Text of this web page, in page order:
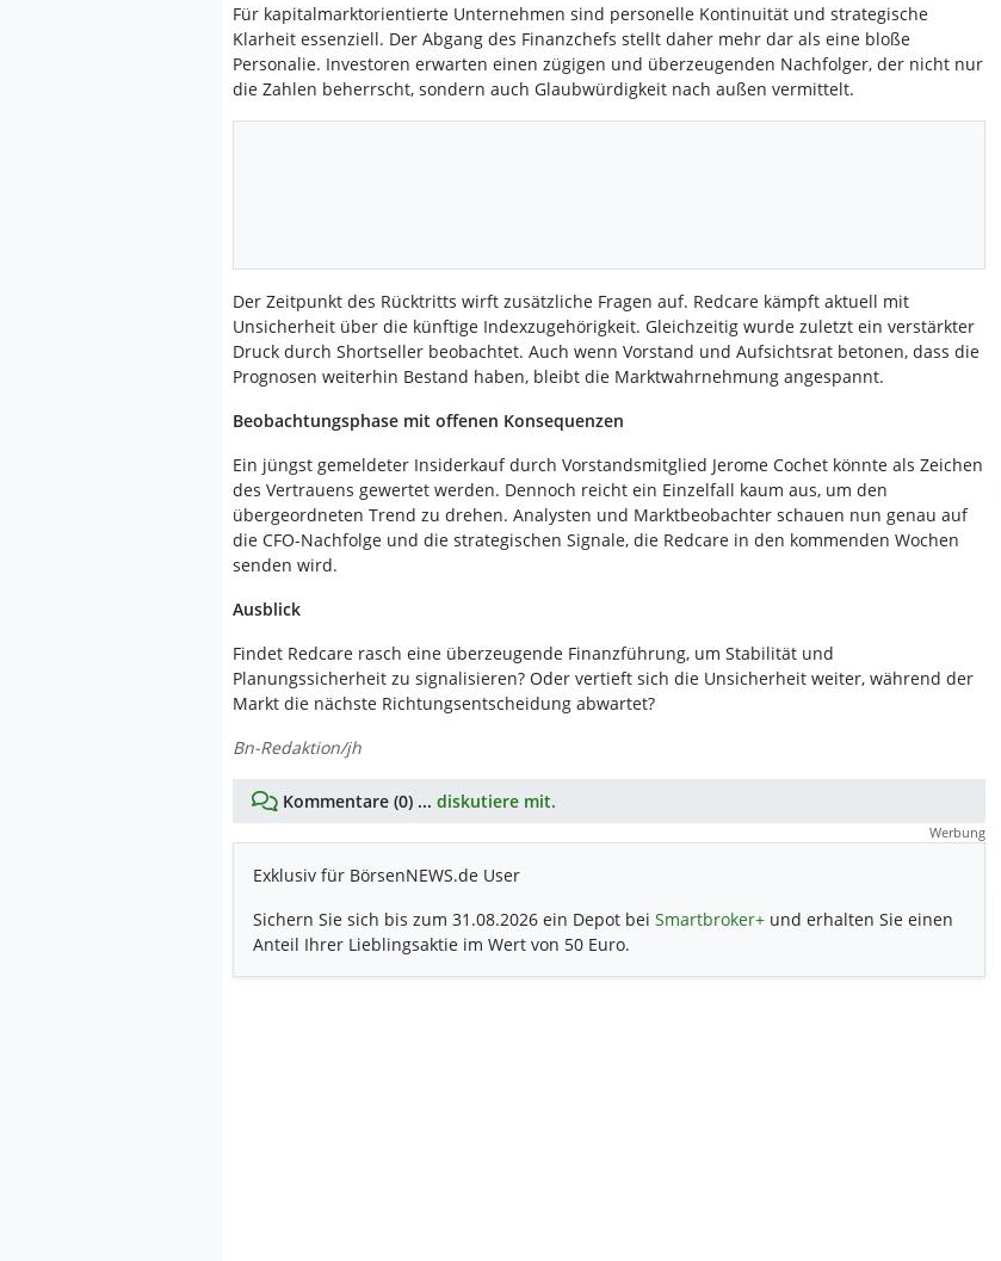
Für kapitalmarktorientierte Unternehmen sind personelle Kontinuität und strategische
Klarheit essenziell. Der Abgang des Finanzchefs stellt daher mehr dar als eine bloße
Personalie. Investoren erwarten einen zügigen und überzeugenden Nachfolger, der nicht nur
die Zahlen beherrscht, sondern auch Glaubwürdigkeit nach außen vermittelt.
Der Zeitpunkt des Rücktritts wirft zusätzliche Fragen auf. Redcare kämpft aktuell mit
Unsicherheit über die künftige Indexzugehörigkeit. Gleichzeitig wurde zuletzt ein verstärkter
Druck durch Shortseller beobachtet. Auch wenn Vorstand und Aufsichtsrat betonen, dass die
Prognosen weiterhin Bestand haben, bleibt die Marktwahrnehmung angespannt.
Beobachtungsphase mit offenen Konsequenzen
Ein jüngst gemeldeter Insiderkauf durch Vorstandsmitglied Jerome Cochet könnte als Zeichen
des Vertrauens gewertet werden. Dennoch reicht ein Einzelfall kaum aus, um den
übergeordneten Trend zu drehen. Analysten und Marktbeobachter schauen nun genau auf
die CFO-Nachfolge und die strategischen Signale, die Redcare in den kommenden Wochen
senden wird.
Ausblick
Findet Redcare rasch eine überzeugende Finanzführung, um Stabilität und
Planungssicherheit zu signalisieren? Oder vertieft sich die Unsicherheit weiter, während der
Markt die nächste Richtungsentscheidung abwartet?
Bn-Redaktion/jh
Kommentare (0) ... diskutiere mit.
Werbung
Exklusiv für BörsenNEWS.de User
Sichern Sie sich bis zum 31.08.2026 ein Depot bei Smartbroker+ und erhalten Sie einen
Anteil Ihrer Lieblingsaktie im Wert von 50 Euro.